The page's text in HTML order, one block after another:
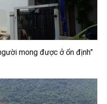
mong được ở ổn định”